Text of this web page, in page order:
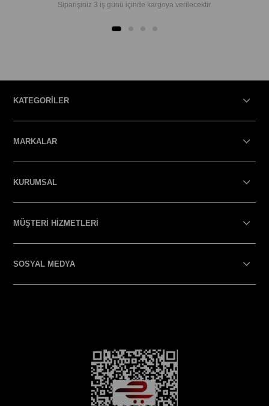
Siparişiniz 3 iş günü içinde kargoya verilecektir.
KATEGORİLER
MARKALAR
KURUMSAL
MÜŞTERİ HİZMETLERİ
SOSYAL MEDYA